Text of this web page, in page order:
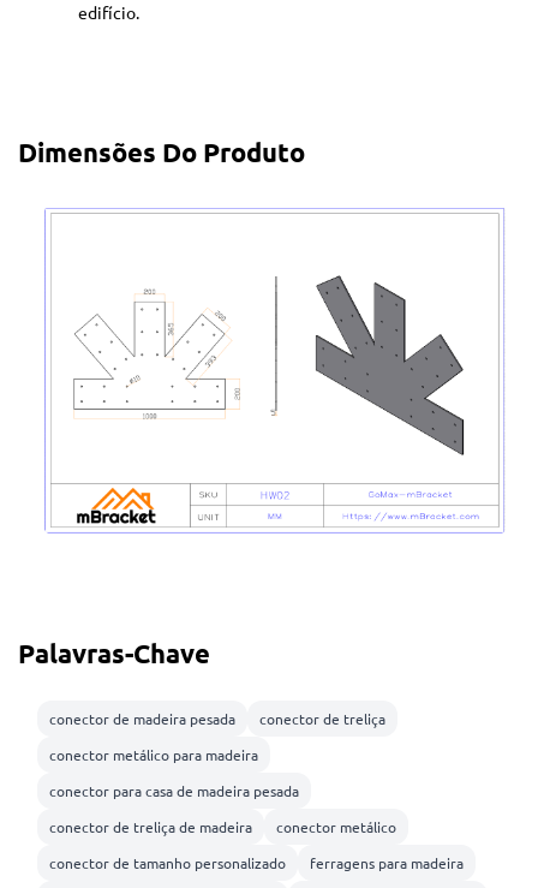
edifício.
Dimensões Do Produto
Palavras-Chave
conector de madeira pesada
conector de treliça
conector metálico para madeira
conector para casa de madeira pesada
conector de treliça de madeira
conector metálico
conector de tamanho personalizado
ferragens para madeira